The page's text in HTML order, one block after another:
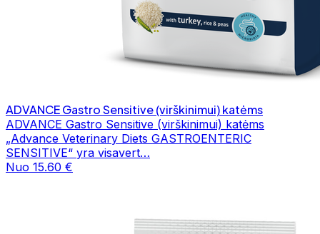
ADVANCE Gastro Sensitive (virškinimui) katėms
ADVANCE Gastro Sensitive (virškinimui) katėms
„Advance Veterinary Diets GASTROENTERIC
SENSITIVE“ yra visavert…
Nuo 15.60 €